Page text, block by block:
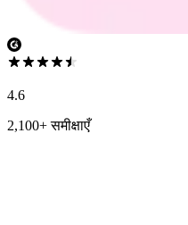
4.6
2,100+ समीक्षाएँ